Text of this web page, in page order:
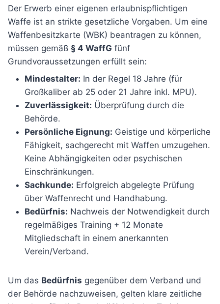
Der Erwerb einer eigenen erlaubnispflichtigen
Waffe ist an strikte gesetzliche Vorgaben. Um eine
Waffenbesitzkarte (WBK) beantragen zu können,
müssen gemäß § 4 WaffG fünf
Grundvoraussetzungen erfüllt sein:
Mindestalter: In der Regel 18 Jahre (für
Großkaliber ab 25 oder 21 Jahre inkl. MPU).
Zuverlässigkeit: Überprüfung durch die
Behörde.
Persönliche Eignung: Geistige und körperliche
Fähigkeit, sachgerecht mit Waffen umzugehen.
Keine Abhängigkeiten oder psychischen
Einschränkungen.
Sachkunde: Erfolgreich abgelegte Prüfung
über Waffenrecht und Handhabung.
Bedürfnis: Nachweis der Notwendigkeit durch
regelmäßiges Training + 12 Monate
Mitgliedschaft in einem anerkannten
Verein/Verband.
Um das Bedürfnis gegenüber dem Verband und
der Behörde nachzuweisen, gelten klare zeitliche